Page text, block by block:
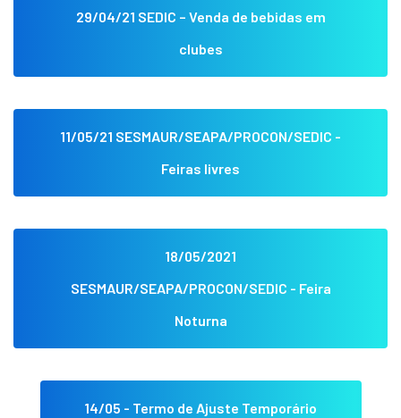
29/04/21 SEDIC – Venda de bebidas em
clubes
11/05/21 SESMAUR/SEAPA/PROCON/SEDIC -
Feiras livres
18/05/2021
SESMAUR/SEAPA/PROCON/SEDIC - Feira
Noturna
14/05 - Termo de Ajuste Temporário